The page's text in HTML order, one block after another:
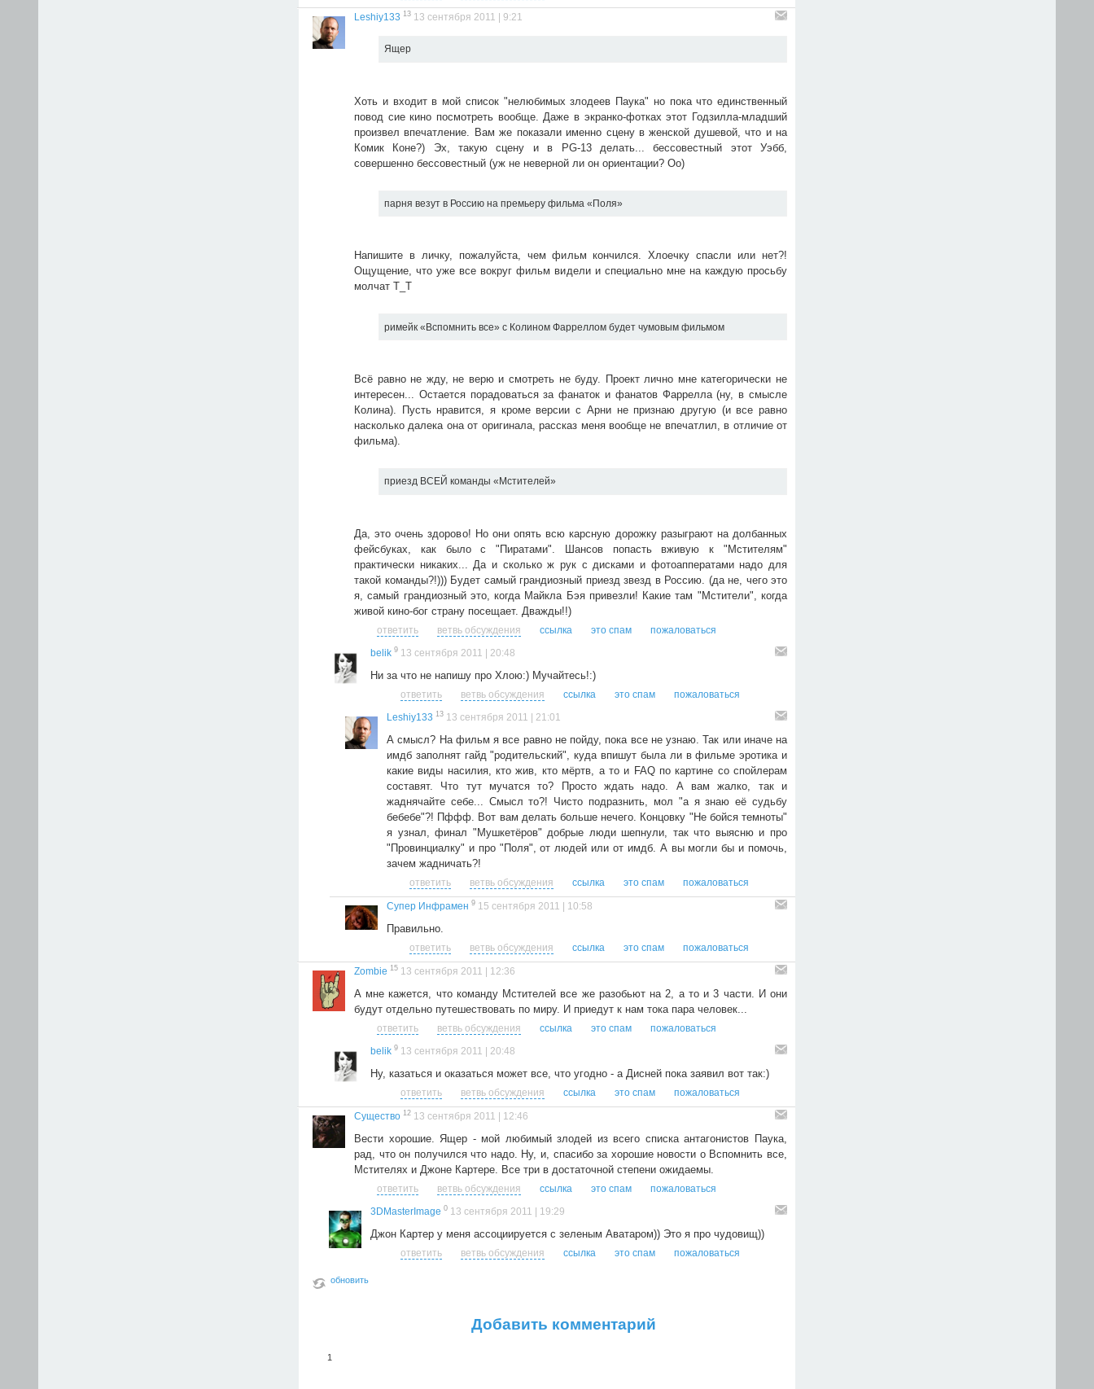
Leshiy133 13 13 сентября 2011 | 9:21
Ящер
Хоть и входит в мой список "нелюбимых злодеев Паука" но пока что единственный
повод сие кино посмотреть вообще. Даже в экранко-фотках этот Годзилла-младший
произвел впечатление. Вам же показали именно сцену в женской душевой, что и на
Комик Коне?) Эх, такую сцену и в PG-13 делать... бессовестный этот Уэбб,
совершенно бессовестный (уж не неверной ли он ориентации? Оо)
парня везут в Россию на премьеру фильма «Поля»
Напишите в личку, пожалуйста, чем фильм кончился. Хлоечку спасли или нет?!
Ощущение, что уже все вокруг фильм видели и специально мне на каждую просьбу
молчат Т_Т
римейк «Вспомнить все» с Колином Фарреллом будет чумовым фильмом
Всё равно не жду, не верю и смотреть не буду. Проект лично мне категорически не
интересен... Остается порадоваться за фанаток и фанатов Фаррелла (ну, в смысле
Колина). Пусть нравится, я кроме версии с Арни не признаю другую (и все равно
насколько далека она от оригинала, рассказ меня вообще не впечатлил, в отличие от
фильма).
приезд ВСЕЙ команды «Мстителей»
Да, это очень здорово! Но они опять всю карсную дорожку разыграют на долбанных
фейсбуках, как было с "Пиратами". Шансов попасть вживую к "Мстителям"
практически никаких... Да и сколько ж рук с дисками и фотоапператами надо для
такой команды?!))) Будет самый грандиозный приезд звезд в Россию. (да не, чего это
я, самый грандиозный это, когда Майкла Бэя привезли! Какие там "Мстители", когда
живой кино-бог страну посещает. Дважды!!)
ответить ветвь обсуждения ссылка это спам
пожаловаться
belik 9 13 сентября 2011 | 20:48
Ни за что не напишу про Хлою:) Мучайтесь!:)
ответить ветвь обсуждения ссылка это спам
пожаловаться
Leshiy133 13 13 сентября 2011 | 21:01
А смысл? На фильм я все равно не пойду, пока все не узнаю. Так или иначе на
имдб заполнят гайд "родительский", куда впишут была ли в фильме эротика и
какие виды насилия, кто жив, кто мёртв, а то и FAQ по картине со спойлерам
составят. Что тут мучатся то? Просто ждать надо. А вам жалко, так и
жаднячайте себе... Смысл то?! Чисто подразнить, мол "а я знаю её судьбу
бебебе"?! Пффф. Вот вам делать больше нечего. Концовку "Не бойся темноты"
я узнал, финал "Мушкетёров" добрые люди шепнули, так что выясню и про
"Провинциалку" и про "Поля", от людей или от имдб. А вы могли бы и помочь,
зачем жадничать?!
ответить ветвь обсуждения ссылка это спам пожаловаться
Супер Инфрамен 9 15 сентября 2011 | 10:58
Правильно.
ответить ветвь обсуждения ссылка это спам пожаловаться
Zombiе 15 13 сентября 2011 | 12:36
А мне кажется, что команду Мстителей все же разобьют на 2, а то и 3 части. И они
будут отдельно путешествовать по миру. И приедут к нам тока пара человек...
ответить ветвь обсуждения ссылка это спам
пожаловаться
belik 9 13 сентября 2011 | 20:48
Ну, казаться и оказаться может все, что угодно - а Дисней пока заявил вот так:)
ответить ветвь обсуждения ссылка это спам пожаловаться
Существо 12 13 сентября 2011 | 12:46
Вести хорошие. Ящер - мой любимый злодей из всего списка антагонистов Паука,
рад, что он получился что надо. Ну, и, спасибо за хорошие новости о Вспомнить все,
Мстителях и Джоне Картере. Все три в достаточной степени ожидаемы.
ответить ветвь обсуждения ссылка это спам
пожаловаться
3DMasterImage 0 13 сентября 2011 | 19:29
Джон Картер у меня ассоциируется с зеленым Аватаром)) Это я про чудовищ))
ответить ветвь обсуждения ссылка это спам пожаловаться
обновить
Добавить комментарий
1